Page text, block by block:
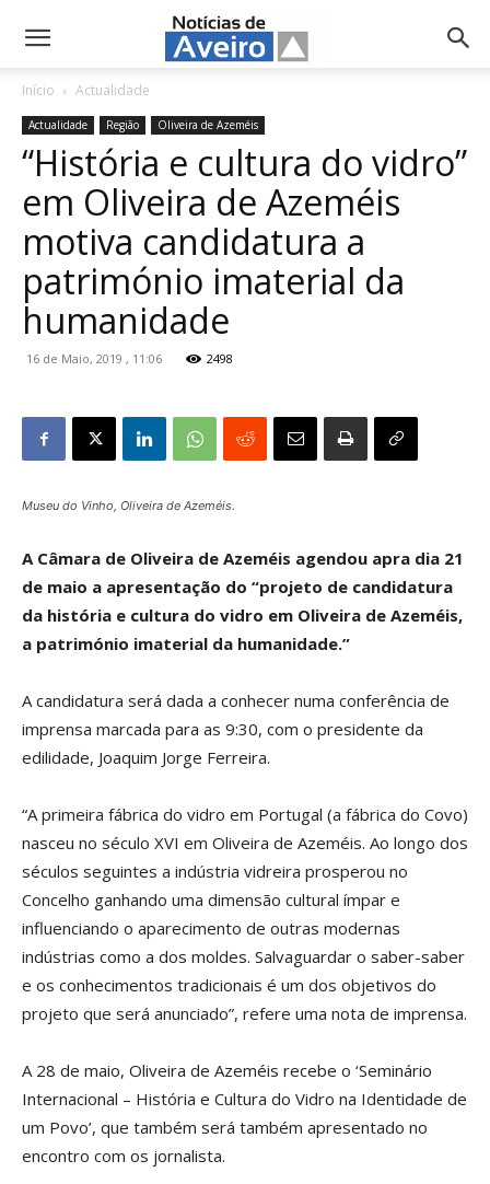
NotíciasdeAveiro.pt
Início Actualidade
Actualidade Região Oliveira de Azeméis
“História e cultura do vidro”
em Oliveira de Azeméis
motiva candidatura a
património imaterial da
humanidade
16 de Maio, 2019 , 11:06 2498
Museu do Vinho, Oliveira de Azeméis.
A Câmara de Oliveira de Azeméis agendou apra dia 21
de maio a apresentação do “projeto de candidatura
da história e cultura do vidro em Oliveira de Azeméis,
a património imaterial da humanidade.”
A candidatura será dada a conhecer numa conferência de
imprensa marcada para as 9:30, com o presidente da
edilidade, Joaquim Jorge Ferreira.
“A primeira fábrica do vidro em Portugal (a fábrica do Covo)
nasceu no século XVI em Oliveira de Azeméis. Ao longo dos
séculos seguintes a indústria vidreira prosperou no
Concelho ganhando uma dimensão cultural ímpar e
influenciando o aparecimento de outras modernas
indústrias como a dos moldes. Salvaguardar o saber-saber
e os conhecimentos tradicionais é um dos objetivos do
projeto que será anunciado”, refere uma nota de imprensa.
A 28 de maio, Oliveira de Azeméis recebe o ‘Seminário
Internacional – História e Cultura do Vidro na Identidade de
um Povo’, que também será também apresentado no
encontro com os jornalista.